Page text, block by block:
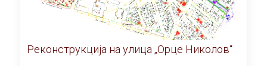
Реконструкција на улица „Орце Николов“